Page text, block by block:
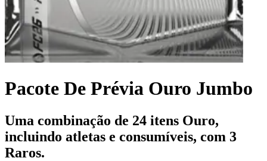
Pacote De Prévia Ouro Jumbo
Uma combinação de 24 itens Ouro,
incluindo atletas e consumíveis, com 3
Raros.